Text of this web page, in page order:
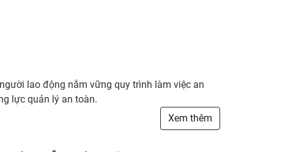
lao động nắm vững quy trình làm việc an
lực quản lý an toàn.
Xem thêm